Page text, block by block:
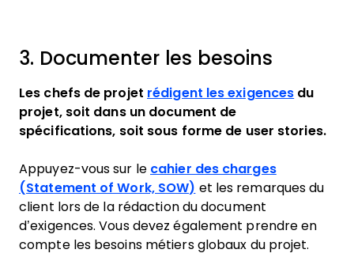
3. Documenter les besoins
Les chefs de projet rédigent les exigences du
projet, soit dans un document de
spécifications, soit sous forme de user stories.
Appuyez-vous sur le cahier des charges
(Statement of Work, SOW) et les remarques du
client lors de la rédaction du document
d’exigences. Vous devez également prendre en
compte les besoins métiers globaux du projet.